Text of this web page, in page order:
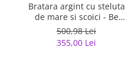
Bratara argint cu steluta
de mare si scoici - Be
Nature
500,98 Lei
355,00 Lei